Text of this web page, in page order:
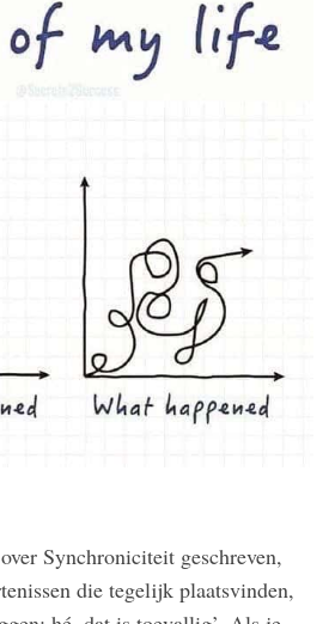
Synchroniciteit geschreven,
die tegelijk plaatsvinden,